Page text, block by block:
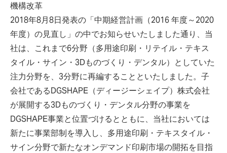
機構改革
2018年8月8日発表の「中期経営計画（2016 年度～2020
年度）の見直し」の中でお知らせいたしました通り、当
社は、これまで6分野（多用途印刷・リテイル・テキス
タイル・サイン・3Dものづくり・デンタル）としていた
注力分野を、3分野に再編することといたしました。子
会社であるDGSHAPE（ディージーシェイプ）株式会社
が展開する3Dものづくり・デンタル分野の事業を
DGSHAPE事業と位置づけるとともに、当社においては
新たに事業部制を導入し、多用途印刷・テキスタイル・
サイン分野で新たなオンデマンド印刷市場の開拓を目指